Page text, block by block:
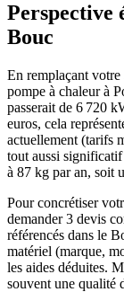
Perspective
Bouc
En remplaçant
pompe à chaleur à
passerait de 6 720
euros, cela
actuellement (tarifs
tout aussi
à 87 kg par an, soit
Pour concrétiser
demander 3 devis
référencés dans le
matériel (marque,
les aides déduites.
souvent une qualité